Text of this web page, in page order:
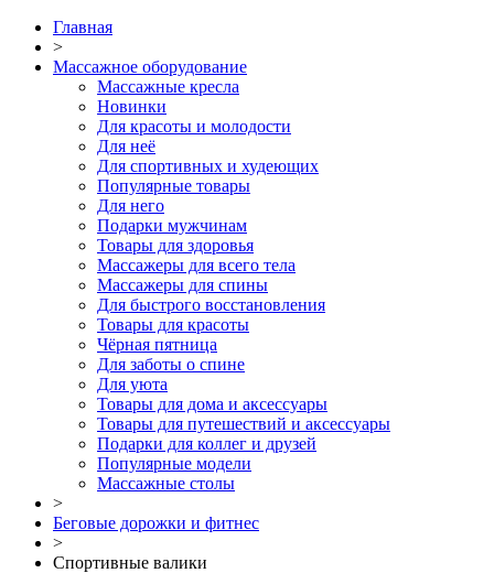
Главная
>
Массажное оборудование
Массажные кресла
Новинки
Для красоты и молодости
Для неё
Для спортивных и худеющих
Популярные товары
Для него
Подарки мужчинам
Товары для здоровья
Массажеры для всего тела
Массажеры для спины
Для быстрого восстановления
Товары для красоты
Чёрная пятница
Для заботы о спине
Для уюта
Товары для дома и аксессуары
Товары для путешествий и аксессуары
Подарки для коллег и друзей
Популярные модели
Массажные столы
>
Беговые дорожки и фитнес
>
Спортивные валики